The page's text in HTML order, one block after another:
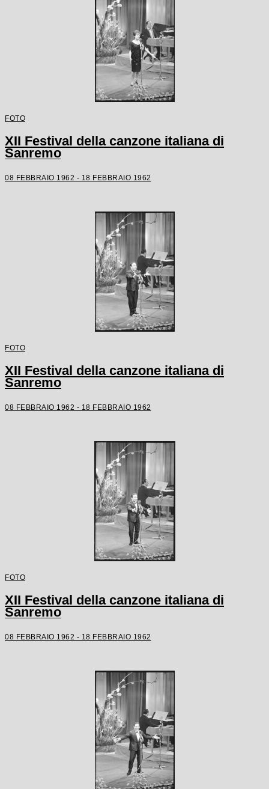
FOTO
XII Festival della canzone italiana di
Sanremo
08 FEBBRAIO 1962 - 18 FEBBRAIO 1962
FOTO
XII Festival della canzone italiana di
Sanremo
08 FEBBRAIO 1962 - 18 FEBBRAIO 1962
FOTO
XII Festival della canzone italiana di
Sanremo
08 FEBBRAIO 1962 - 18 FEBBRAIO 1962